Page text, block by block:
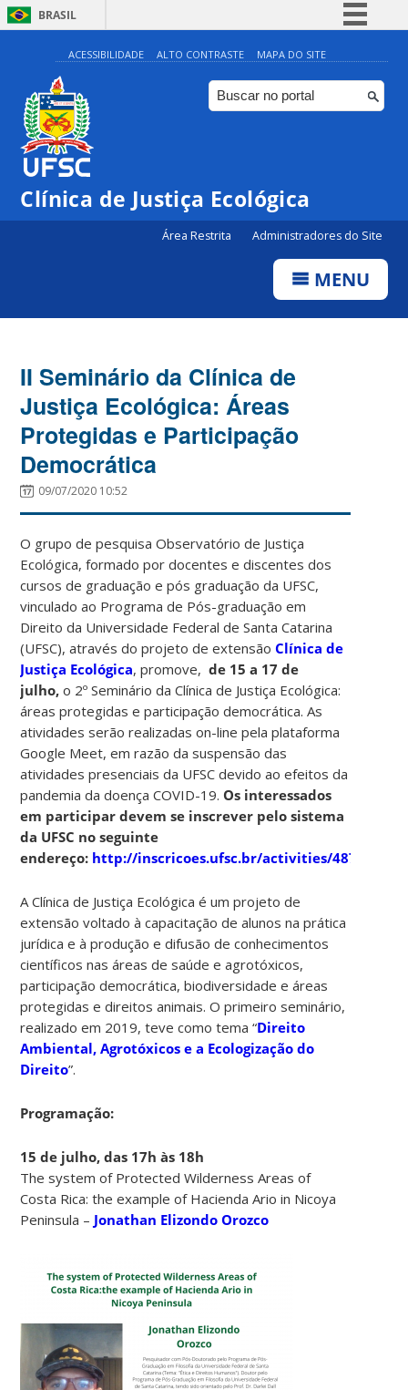
BRASIL
Simplifique!
Comunica BR
Participe
Canais
ACESSIBILIDADE ALTO CONTRASTE MAPA DO SITE
Clínica de Justiça Ecológica
Área Restrita Administradores do Site
MENU
II Seminário da Clínica de
Justiça Ecológica: Áreas
Protegidas e Participação
Democrática
09/07/2020 10:52
O grupo de pesquisa Observatório de Justiça
Ecológica, formado por docentes e discentes dos
cursos de graduação e pós graduação da UFSC,
vinculado ao Programa de Pós-graduação em
Direito da Universidade Federal de Santa Catarina
(UFSC), através do projeto de extensãoClínica de
Justiça Ecológica, promove,de 15 a 17 de
julho, o 2º Seminário da Clínica de Justiça Ecológica:
áreas protegidas e participação democrática. As
atividades serão realizadas on-line pela plataforma
Google Meet, em razão da suspensão das
atividades presenciais da UFSC devido ao efeitos da
pandemia da doença COVID-19. Os interessados
em participar devem se inscrever pelo sistema
da UFSC no seguinte
endereço: http://inscricoes.ufsc.br/activities/4877
A Clínica de Justiça Ecológica é um projeto de
extensão voltado à capacitação de alunos na prática
jurídica e à produção e difusão de conhecimentos
científicos nas áreas de saúde e agrotóxicos,
participação democrática, biodiversidade e áreas
protegidas e direitos animais. O primeiro seminário,
realizado em 2019, teve como tema “Direito
Ambiental, Agrotóxicos e a Ecologização do
Direito”.
Programação:
15 de julho, das 17h às 18h
The system of Protected Wilderness Areas of
Costa Rica: the example of Hacienda Ario in Nicoya
Peninsula – Jonathan Elizondo Orozco